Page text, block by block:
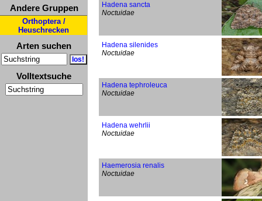
Andere Gruppen
Orthoptera /
Heuschrecken
Arten suchen
Volltextsuche
Hadena sancta
Noctuidae
Hadena silenides
Noctuidae
Hadena tephroleuca
Noctuidae
Hadena wehrlii
Noctuidae
Haemerosia renalis
Noctuidae